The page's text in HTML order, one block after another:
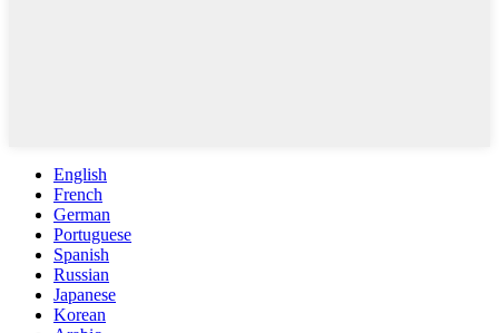
English
French
German
Portuguese
Spanish
Russian
Japanese
Korean